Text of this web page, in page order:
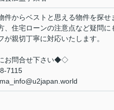
件からベストと思える物件を探せ
、住宅ローンの注意点など疑問に
が親切丁寧に対応いたします。
お問合せ下さい◆◇
7115